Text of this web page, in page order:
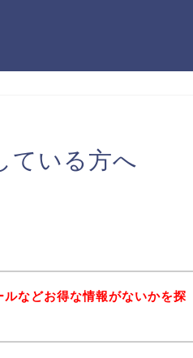
ている方へ
などお得な情報がないかを探